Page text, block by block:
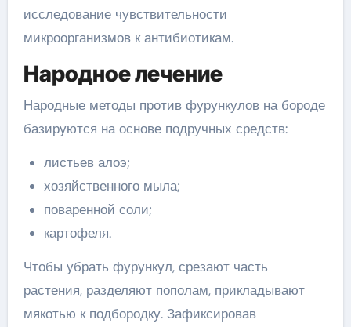
исследование чувствительности
микроорганизмов к антибиотикам.
Народное лечение
Народные методы против фурункулов на бороде
базируются на основе подручных средств:
листьев алоэ;
хозяйственного мыла;
поваренной соли;
картофеля.
Чтобы убрать фурункул, срезают часть
растения, разделяют пополам, прикладывают
мякотью к подбородку. Зафиксировав